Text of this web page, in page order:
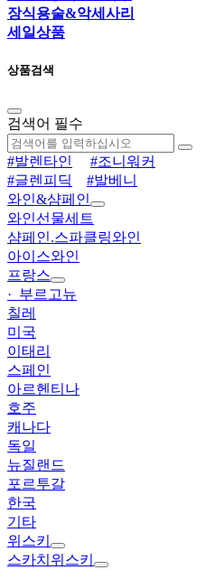
장식용술&악세사리
세일상품
상품검색
검색어 필수
#발렌타인
#조니워커
#글렌피딕
#발베니
와인&샴페인
와인선물세트
샴페인.스파클링와인
아이스와인
프랑스
· 부르고뉴
칠레
미국
이태리
스페인
아르헨티나
호주
캐나다
독일
뉴질랜드
포르투갈
한국
기타
위스키
스카치위스키